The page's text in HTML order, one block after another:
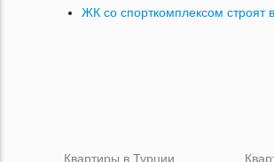
ЖК со спорткомплексом строят
Квартиры в Турции